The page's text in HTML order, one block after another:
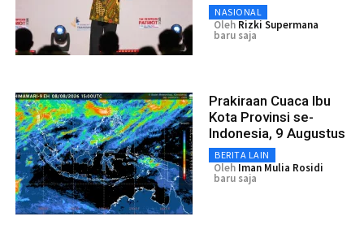
NASIONAL
Oleh Rizki Supermana
baru saja
Prakiraan Cuaca Ibu
Kota Provinsi se-
Indonesia, 9 Augustus
BERITA LAIN
Oleh Iman Mulia Rosidi
baru saja